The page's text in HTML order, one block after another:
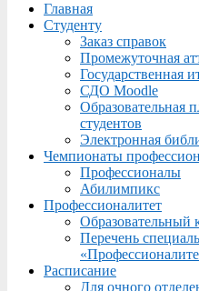
Menu
Главная
Студенту
Заказ справок
Промежуточная
Государственная
СДО Moodle
студентов
Электронная
Чемпионаты
Профессионалы
Абилимпикс
Профессионалитет
Образовательный
Перечень
Расписание
Для очного